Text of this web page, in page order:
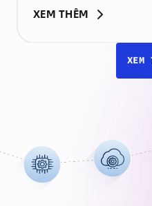
hoạt động vận hành.
hàng chục file
thông tin, đối chiếu
XEM THÊM
XEM